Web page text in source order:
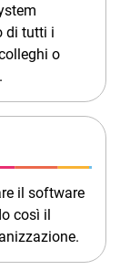
di tutti i
o
il software
così il